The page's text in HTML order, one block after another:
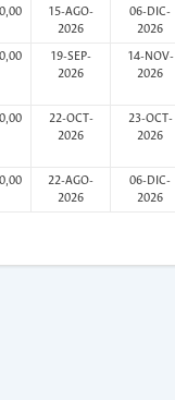
15-AGO-
2026
06-DIC-
2026
19-SEP-
2026
14-NOV-
2026
22-OCT-
2026
23-OCT-
2026
22-AGO-
2026
06-DIC-
2026